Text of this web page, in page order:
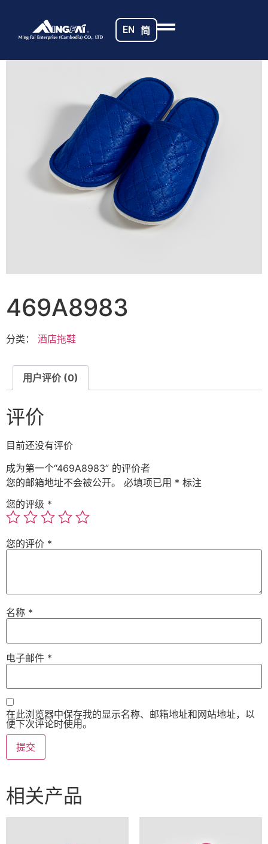
EN 简
469A8983
分类： 酒店拖鞋
用户评价 (0)
评价
目前还没有评价
成为第一个“469A8983” 的评价者
您的邮箱地址不会被公开。
必填项已用 * 标注
您的评级 *
您的评价 *
名称 *
电子邮件 *
在此浏览器中保存我的显示名称、邮箱地址和网站地址，以
便下次评论时使用。
相关产品